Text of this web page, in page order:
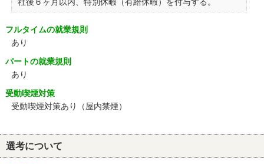
フルタイムの就業規則
あり
パートの就業規則
あり
受動喫煙対策
受動喫煙対策あり（屋内禁煙）
選考について